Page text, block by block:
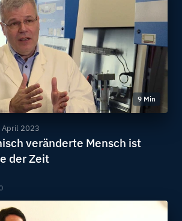
9 Min
April 2023
veränderte Mensch ist
der Zeit